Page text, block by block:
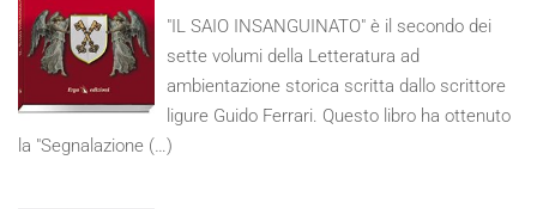
"IL SAIO INSANGUINATO" è il secondo dei
sette volumi della Letteratura ad
ambientazione storica scritta dallo scrittore
ligure Guido Ferrari. Questo libro ha ottenuto
la "Segnalazione (…)